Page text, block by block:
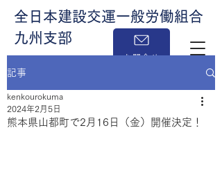
全日本建設交運一般労働組合
九州支部
お問合せ
記事
熊本県山都町で2月16日（金）開催決定！
kenkourokuma
2024年2月5日